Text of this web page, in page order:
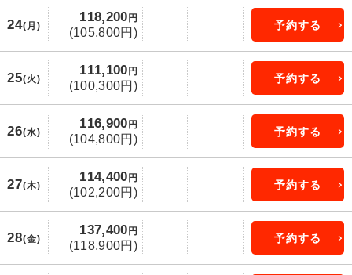
24(月)
118,200 円
(105,800円)
予約する
25(火)
111,100 円
(100,300円)
予約する
26(水)
116,900 円
(104,800円)
予約する
27(木)
114,400 円
(102,200円)
予約する
28(金)
137,400 円
(118,900円)
予約する